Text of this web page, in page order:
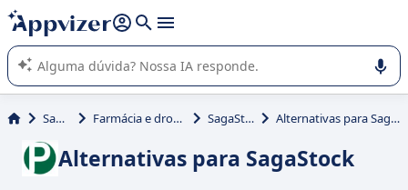
de nossa IA (várias linhas com
A IA do Appvizer o orienta no uso ou na seleção de software
SaaS para sua empresa.
Saúde Farmácia e drogarias SagaStock Alternativas para SagaStock
Alternativas para SagaStock